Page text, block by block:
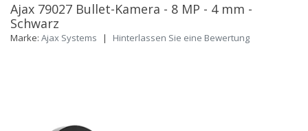
Ajax 79027 Bullet-Kamera - 8 MP - 4 mm -
Schwarz
Marke: Ajax Systems | Hinterlassen Sie eine Bewertung